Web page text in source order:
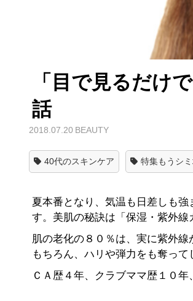
「目で見るだけ
話
2018.07.20 BEAUTY
40代のスキンケア 特集もうシミ
夏本番となり、気温も日差しも
す。美肌の秘訣は「保湿・紫外線
肌の老化の８０％は、実に紫外
もちろん、ハリや弾力をも奪って
ＣＡ歴４年、クラブママ歴１０